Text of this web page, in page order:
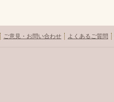
ご意見・お問い合わせ よくあるご質問